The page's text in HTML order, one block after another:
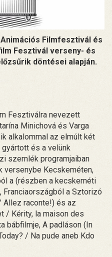
Filmfesztivál és
Fesztivál verseny- és
döntései alapján.
Fesztiválra nevezett
Minichová és Varga
alkalommal az elmúlt két
és a velünk
szemlék programjaiban
Kecskeméten,
a (részben a kecskeméti
Franciaországból a Sztorizó
Allez raconte!) és az
/ Kérity, la maison des
bábfilmje, A padláson (In
/ Na pude aneb Kdo